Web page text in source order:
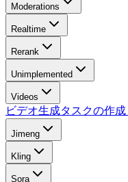
Moderations
Realtime
Rerank
Unimplemented
Videos
ビデオ生成タスクの作成
Jimeng
Kling
Sora